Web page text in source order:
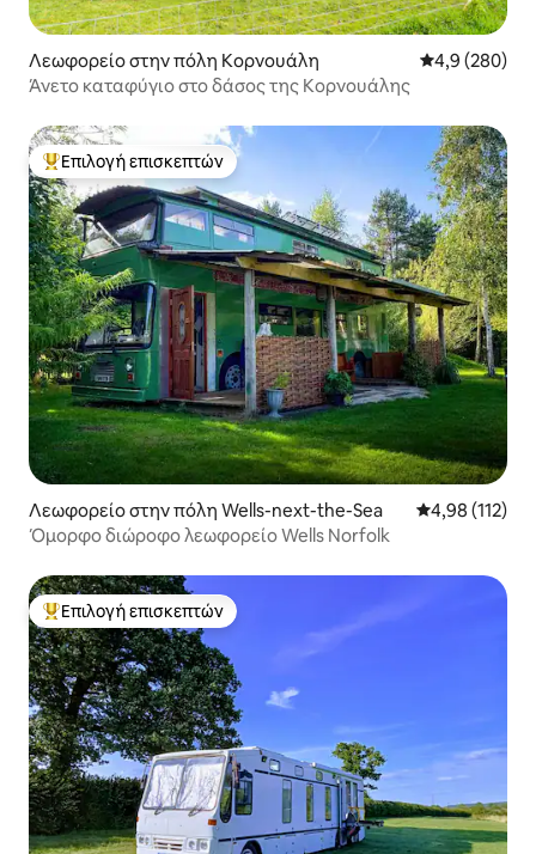
Λεωφορείο στην πόλη Κορνουάλη Μέση
4,9 (280)
Άνετο καταφύγιο στο δάσος της Κορνουάλης
Κορυφαία επιλογή επισκεπτών
Επιλογή επισκεπτών
Λεωφορείο στην πόλη Wells-next-the-Sea Μέση
4,98 (112)
Όμορφο διώροφο λεωφορείο Wells Norfolk
Κορυφαία επιλογή επισκεπτών
Επιλογή επισκεπτών